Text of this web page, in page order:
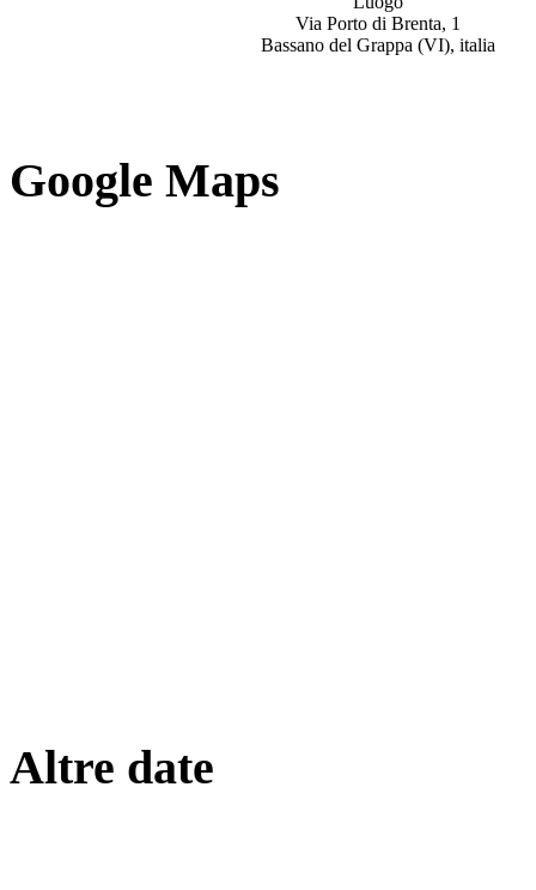
Via Porto di Brenta, 1
Bassano del Grappa (VI), italia
Google Maps
Altre date